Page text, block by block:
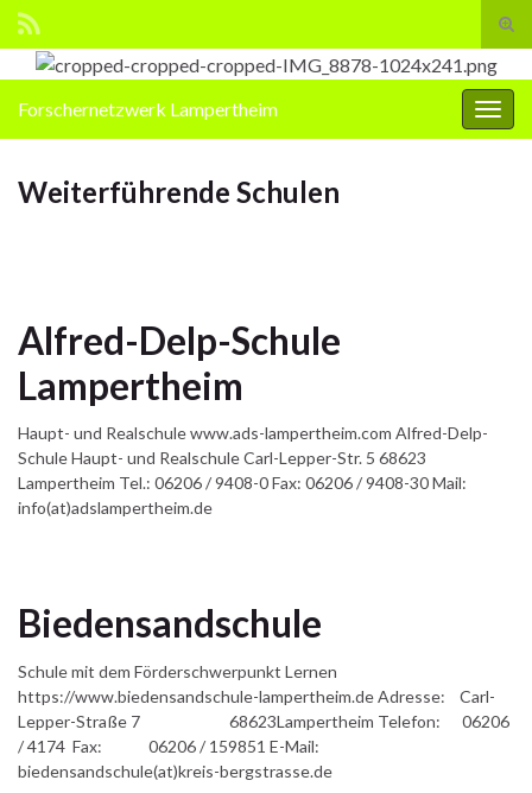
Search for:
Forschernetzwerk Lampertheim
Weiterführende Schulen
Alfred-Delp-Schule
Lampertheim
Haupt- und Realschule www.ads-lampertheim.com Alfred-Delp-
Schule Haupt- und Realschule Carl-Lepper-Str. 5 68623
Lampertheim Tel.: 06206 / 9408-0 Fax: 06206 / 9408-30 Mail:
info(at)adslampertheim.de
Biedensandschule
Schule mit dem Förderschwerpunkt Lernen
https://www.biedensandschule-lampertheim.de Adresse: Carl-
Lepper-Straße 7 68623Lampertheim Telefon: 06206
/ 4174 Fax: 06206 / 159851 E-Mail:
biedensandschule(at)kreis-bergstrasse.de